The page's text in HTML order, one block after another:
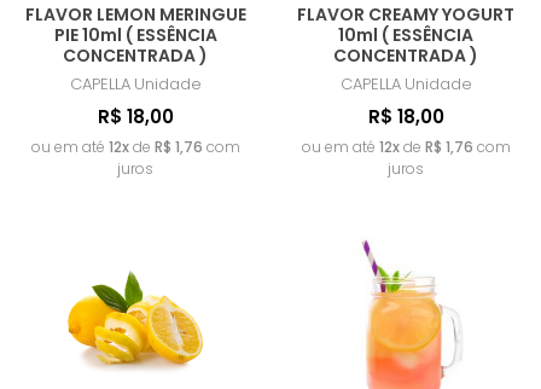
FLAVOR LEMON MERINGUE
PIE 10ml ( ESSÊNCIA
CONCENTRADA )
CAPELLA Unidade
R$ 18,00
ou em até 12xde R$ 1,76 com
juros
FLAVOR CREAMY YOGURT
10ml ( ESSÊNCIA
CONCENTRADA )
CAPELLA Unidade
R$ 18,00
ou em até 12xde R$ 1,76 com
juros